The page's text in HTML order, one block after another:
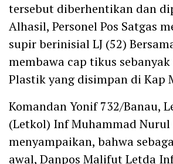
tersebut diberhentikan dan
Alhasil, Personel Pos Satgas
supir berinisial LJ (52)
membawa cap tikus
Plastik yang disimpan di Kap
Komandan Yonif 732/Banau,
(Letkol) Inf Muhammad Nurul
menyampaikan, bahwa
awal, Danpos Malifut Letda